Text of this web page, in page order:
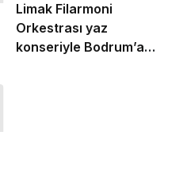
Limak Filarmoni
Orkestrası yaz
konseriyle Bodrum’a